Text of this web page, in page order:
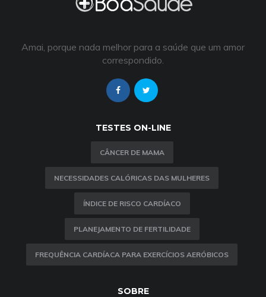
Amai, porque nada melhor para a saúde que um amor
correspondido.
TESTES ON-LINE
CÂNCER DE MAMA
NECESSIDADES CALÓRICAS DAS MULHERES
ÍNDICE DE RISCO CARDÍACO
PLANEJAMENTO DE FERTILIDADE
FREQUÊNCIA CARDÍACA PARA EXERCÍCIOS AERÓBICOS
SOBRE